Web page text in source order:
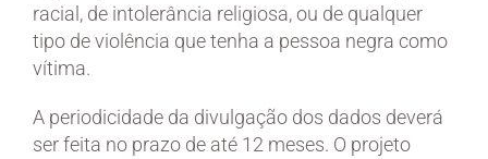
racial, de intolerância religiosa, ou de qualquer
tipo de violência que tenha a pessoa negra como
vítima.
A periodicidade da divulgação dos dados deverá
ser feita no prazo de até 12 meses. O projeto